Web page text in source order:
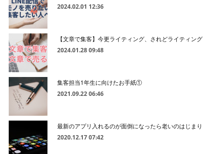
2024.02.01 12:36
【文章で集客】今更ライティング、されどライティング
2024.01.28 09:48
集客担当1年生に向けたお手紙①
2021.09.22 06:46
最新のアプリ入れるのが面倒になったら老いのはじまり
2020.12.17 07:42